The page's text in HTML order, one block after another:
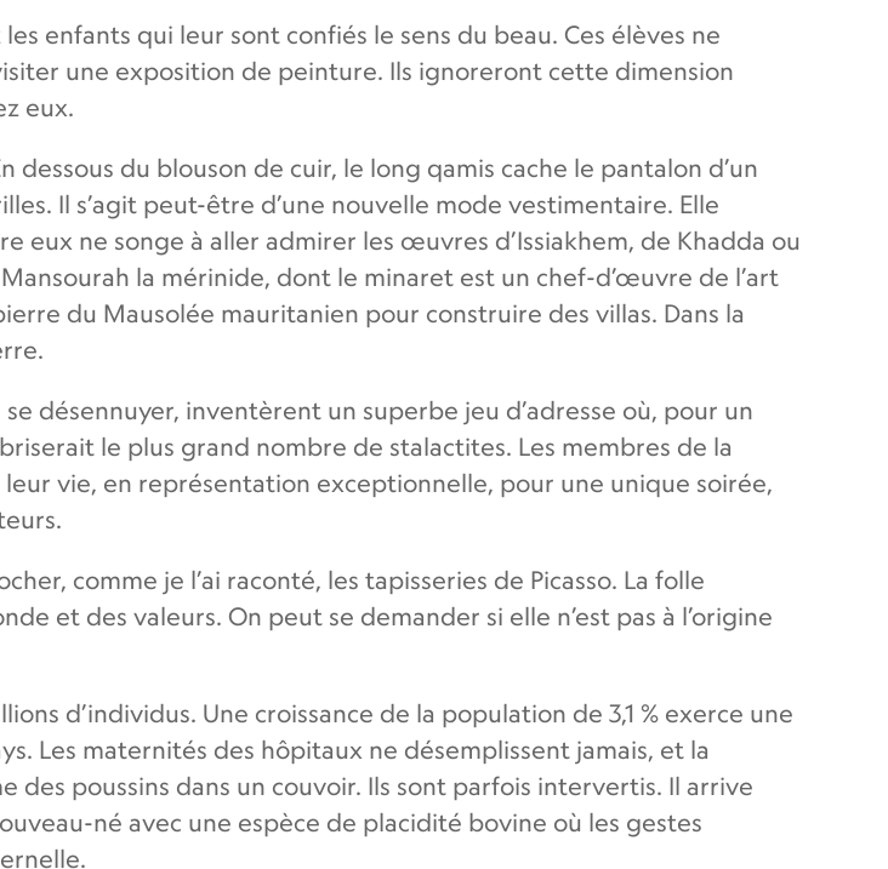
enfants qui leur sont confiés le sens du beau. Ces élèves ne
une exposition de peinture. Ils ignoreront cette dimension
eux.
dessous du blouson de cuir, le long qamis cache le pantalon d’un
Il s’agit peut-être d’une nouvelle mode vestimentaire. Elle
eux ne songe à aller admirer les œuvres d’Issiakhem, de Khadda ou
la mérinide, dont le minaret est un chef-d’œuvre de l’art
du Mausolée mauritanien pour construire des villas. Dans la
désennuyer, inventèrent un superbe jeu d’adresse où, pour un
le plus grand nombre de stalactites. Les membres de la
vie, en représentation exceptionnelle, pour une unique soirée,
comme je l’ai raconté, les tapisseries de Picasso. La folle
et des valeurs. On peut se demander si elle n’est pas à l’origine
d’individus. Une croissance de la population de 3,1 % exerce une
Les maternités des hôpitaux ne désemplissent jamais, et la
des poussins dans un couvoir. Ils sont parfois intervertis. Il arrive
né avec une espèce de placidité bovine où les gestes